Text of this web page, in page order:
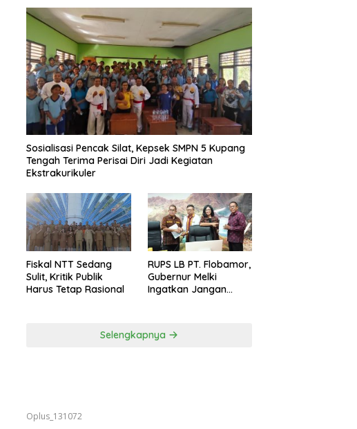
Sosialisasi Pencak Silat, Kepsek SMPN 5 Kupang
Tengah Terima Perisai Diri Jadi Kegiatan
Ekstrakurikuler
Fiskal NTT Sedang
Sulit, Kritik Publik
Harus Tetap Rasional
RUPS LB PT. Flobamor,
Gubernur Melki
Ingatkan Jangan
Kuat
Selengkapnya
Oplus_131072